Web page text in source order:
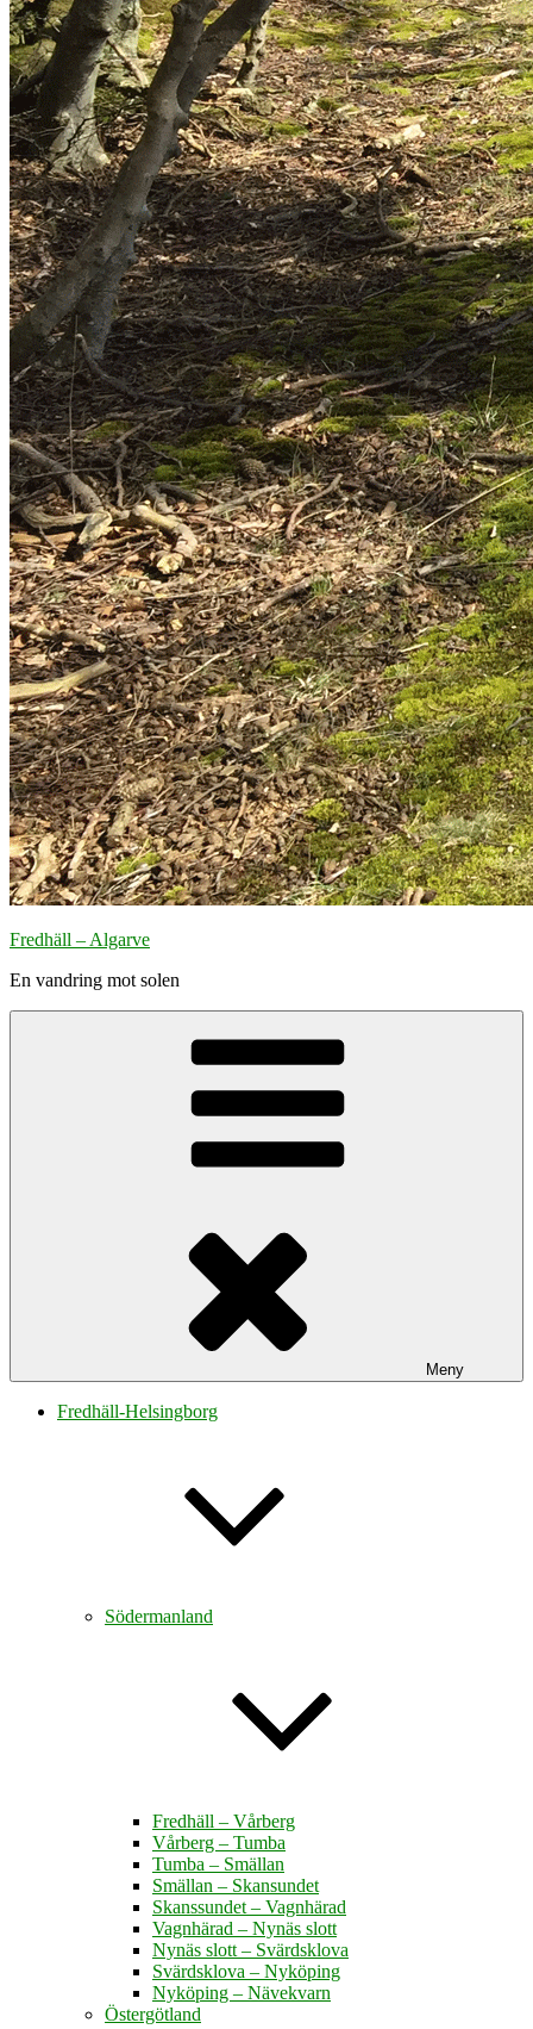
Fredhäll – Algarve
En vandring mot solen
Meny
Fredhäll-Helsingborg
Södermanland
Fredhäll – Vårberg
Vårberg – Tumba
Tumba – Smällan
Smällan – Skansundet
Skanssundet – Vagnhärad
Vagnhärad – Nynäs slott
Nynäs slott – Svärdsklova
Svärdsklova – Nyköping
Nyköping – Nävekvarn
Östergötland